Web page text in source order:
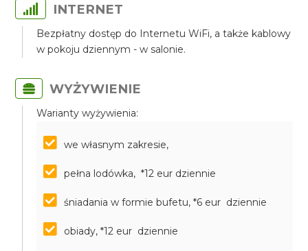
INTERNET
Bezpłatny dostęp do Internetu WiFi, a także kablowy
w pokoju dziennym - w salonie.
WYŻYWIENIE
Warianty wyżywienia:
we własnym zakresie,
pełna lodówka, *12 eur dziennie
śniadania w formie bufetu, *6 eur dziennie
obiady, *12 eur dziennie